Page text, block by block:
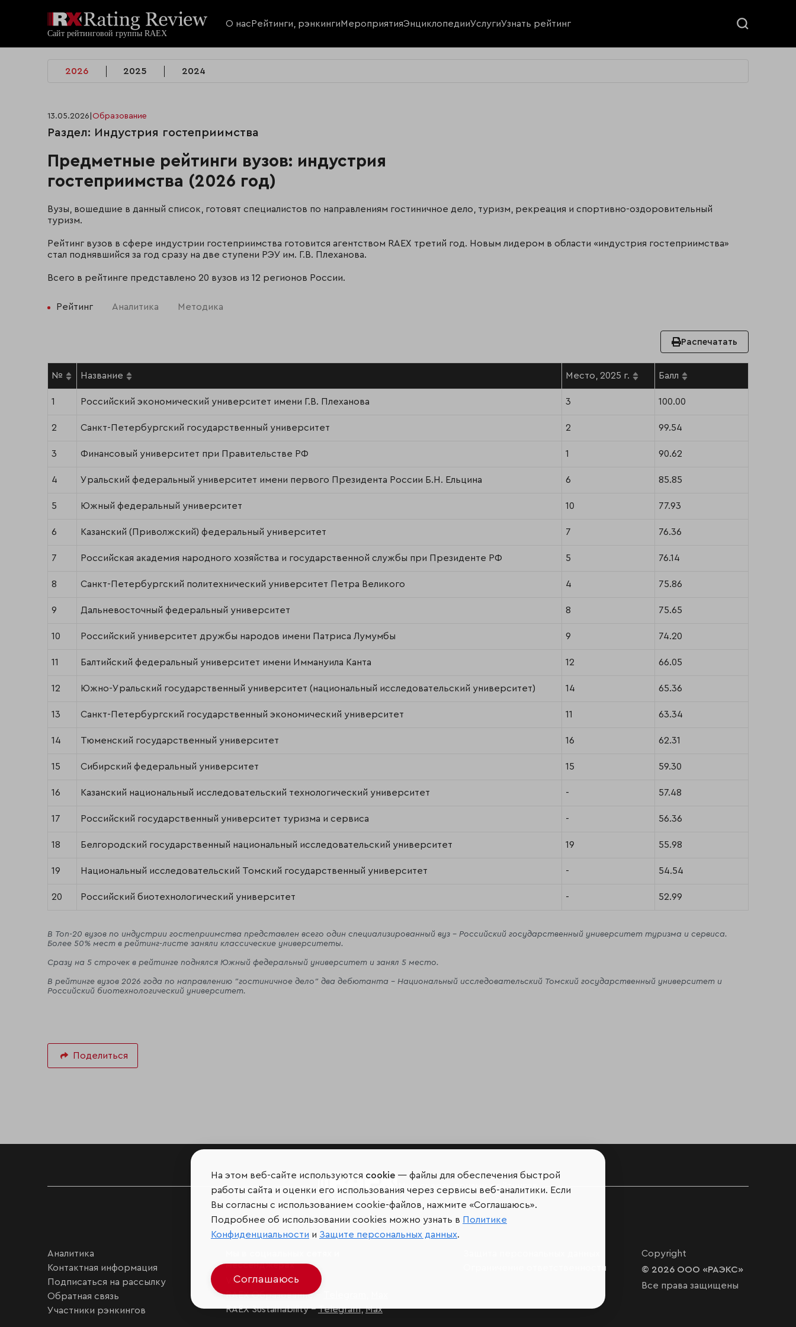
О нас Рейтинги, рэнкингиМероприятияЭнциклопедииУслугиУзнать рейтинг
2026 2025 2024
13.05.2026 Образование
Раздел: Индустрия гостеприимства
Предметные рейтинги вузов: индустрия
гостеприимства (2026 год)
Вузы, вошедшие в данный список, готовят специалистов по направлениям гостиничное дело, туризм, рекреация и спортивно-оздоровительный
туризм.
Рейтинг вузов в сфере индустрии гостеприимства готовится агентством RAEX третий год. Новым лидером в области «индустрия гостеприимства»
стал поднявшийся за год сразу на две ступени РЭУ им. Г.В. Плеханова.
Всего в рейтинге представлено 20 вузов из 12 регионов России.
Рейтинг Аналитика Методика
Распечатать
№ Название Место, 2025 г. Балл
1 Российский экономический университет имени Г.В. Плеханова 3 100.00
2 Санкт-Петербургский государственный университет 2 99.54
3 Финансовый университет при Правительстве РФ 1 90.62
4 Уральский федеральный университет имени первого Президента России Б.Н. Ельцина 6 85.85
5 Южный федеральный университет 10 77.93
6 Казанский (Приволжский) федеральный университет 7 76.36
7 Российская академия народного хозяйства и государственной службы при Президенте РФ 5 76.14
8 Санкт-Петербургский политехнический университет Петра Великого 4 75.86
9 Дальневосточный федеральный университет 8 75.65
10 Российский университет дружбы народов имени Патриса Лумумбы 9 74.20
11 Балтийский федеральный университет имени Иммануила Канта 12 66.05
12 Южно-Уральский государственный университет (национальный исследовательский университет) 14 65.36
13 Санкт-Петербургский государственный экономический университет 11 63.34
14 Тюменский государственный университет 16 62.31
15 Сибирский федеральный университет 15 59.30
16 Казанский национальный исследовательский технологический университет - 57.48
17 Российский государственный университет туризма и сервиса - 56.36
18 Белгородский государственный национальный исследовательский университет 19 55.98
19 Национальный исследовательский Томский государственный университет - 54.54
20 Российский биотехнологический университет - 52.99
В Топ-20 вузов по индустрии гостеприимства представлен всего один специализированный вуз - Российский государственный университет туризма и сервиса.
Более 50% мест в рейтинг-листе заняли классические университеты.
Сразу на 5 строчек в рейтинге поднялся Южный федеральный университет и занял 5 место.
В рейтинге вузов 2026 года по направлению "гостиничное дело" два дебютанта - Национальный исследовательский Томский государственный университет и
Российский биотехнологический университет.
Поделиться
Мир сквозь призму рейтингов
Аналитика
Контактная информация
Подписаться на рассылку
Обратная связь
Участники рэнкингов
мессенджерах
VK
RAEX Образование –
RAEX Sustainability –Telegram,Max
Ограничение ответственности
Copyright
© 2026 ООО «РАЭКС»
Все права защищены
На этом веб-сайте используются cookie — файлы для обеспечения быстрой
работы сайта и оценки его использования через сервисы веб-аналитики. Если
Вы согласны с использованием cookie-файлов, нажмите «Соглашаюсь».
Подробнее об использовании cookies можно узнать в Политике
Конфиденциальности и Защите персональных данных.
Соглашаюсь